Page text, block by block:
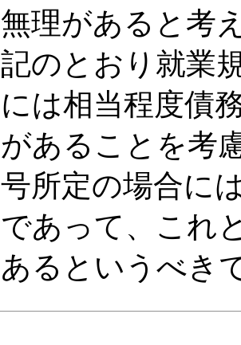
無理があると考
記のとおり就業
には相当程度債
があることを考
号所定の場合に
であって、これ
あるというべき